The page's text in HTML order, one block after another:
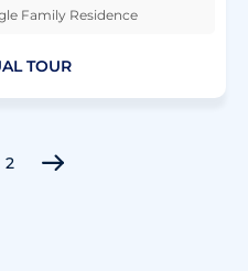
Family Residence
TOUR
2